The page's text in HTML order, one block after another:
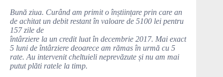
Bună ziua. Curând am primit o înștiințare prin care an
de achitat un debit restant în valoare de 5100 lei pentru
157 zile de
întârziere la un credit luat în decembrie 2017. Mai exact
5 luni de întârziere deoarece am rămas în urmă cu 5
rate. Au intervenit cheltuieli neprevăzute și nu am mai
putut plăti ratele la timp.